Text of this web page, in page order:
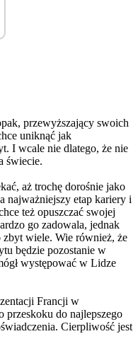
przewyższający swoich
uniknąć jak
I wcale nie dlatego, że nie
świecie.
aż trochę dorośnie jako
najważniejszy etap kariery i
też opuszczać swojej
go zadowala, jednak
zbyt wiele. Wie również, że
będzie pozostanie w
występować w Lidze
Francji w
do najlepszego
Cierpliwość jest